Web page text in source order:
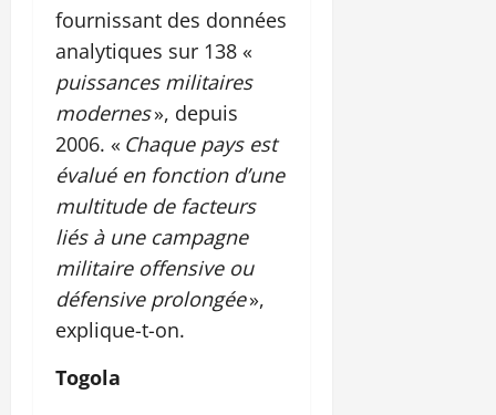
fournissant des données
analytiques sur 138 «
puissances militaires
modernes», depuis
2006. « Chaque pays est
évalué en fonction d’une
multitude de facteurs
liés à une campagne
militaire offensive ou
défensive prolongée»,
explique-t-on.
Togola